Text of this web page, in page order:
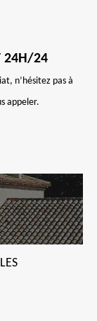
24H/24
n’hésitez pas à
appeler.